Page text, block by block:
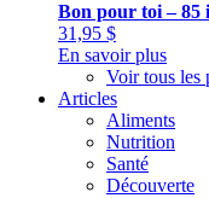
Bon pour toi – 85
31,95 $
En savoir plus
Voir tous les
Articles
Aliments
Nutrition
Santé
Découverte